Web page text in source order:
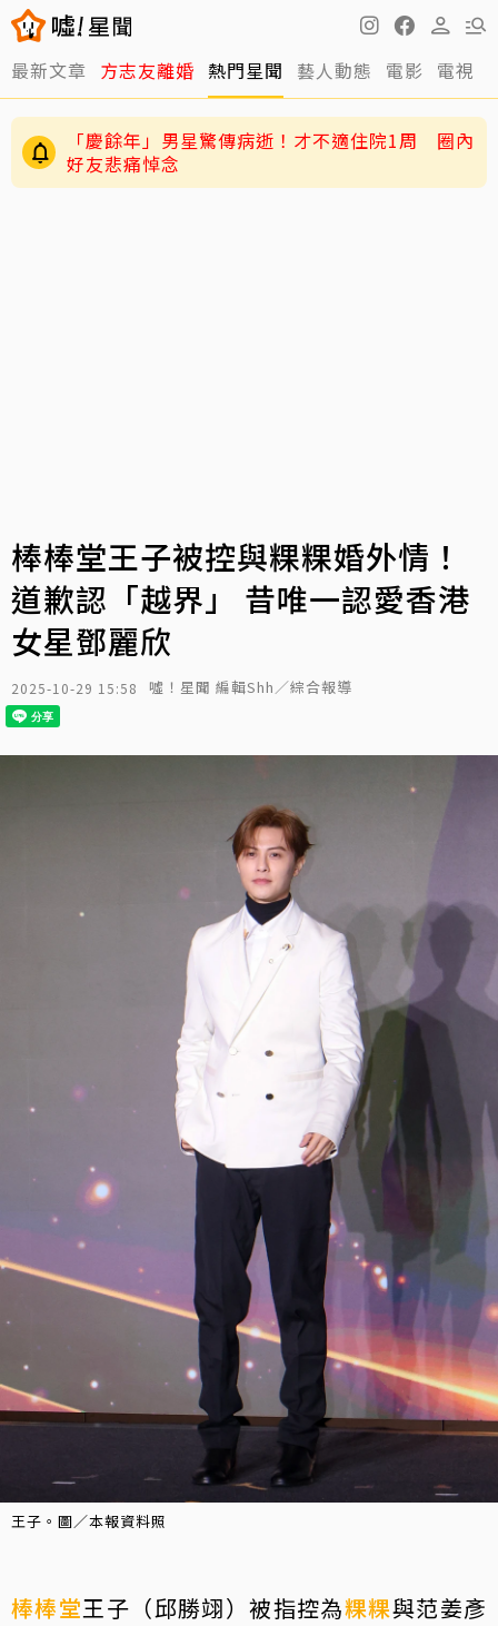
最新文章 方志友離婚 熱門星聞 藝人動態 電影 電視
「慶餘年」男星驚傳病逝！才不適住院1周 圈內
好友悲痛悼念
棒棒堂王子被控與粿粿婚外情！
道歉認「越界」 昔唯一認愛香港
女星鄧麗欣
2025-10-29 15:58 噓！星聞 編輯Shh／綜合報導
王子。圖／本報資料照
棒棒堂王子（邱勝翊）被指控為粿粿與范姜彥